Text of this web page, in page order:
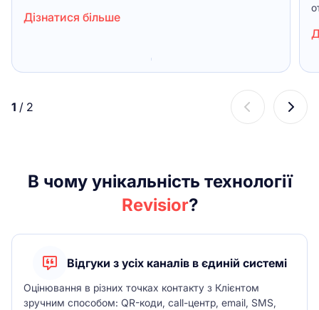
1 / 2
Дізнатися більше
В чому унікальність технології
Revisior?
Відгуки з усіх каналів в єдиній системі
Оцінювання в різних точках контакту з Клієнтом
зручним способом: QR-коди, call-центр, email, SMS,